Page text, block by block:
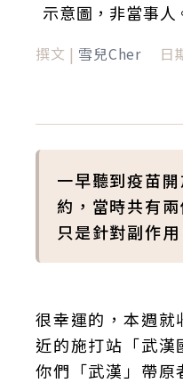
示意圖，非當事人
撰文 | 雪兒Cher 日
一早聽到疫苗
約，當時共有
只是針對副作
很幸運的，本週
近的施打站「武
你們「武漢」帶原